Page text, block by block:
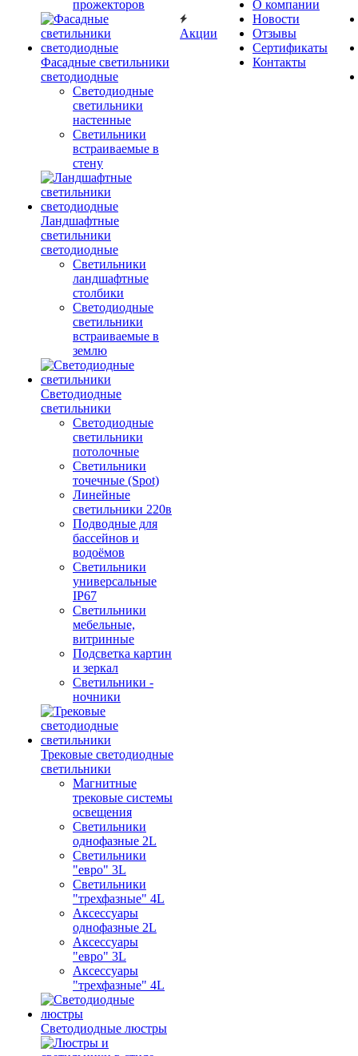
прожекторов
Фасадные светильники
светодиодные
Светодиодные
светильники
настенные
Светильники
встраиваемые в
стену
Ландшафтные
светильники
светодиодные
Светильники
ландшафтные
столбики
Светодиодные
светильники
встраиваемые в
землю
Светодиодные
светильники
Светодиодные
светильники
потолочные
Светильники
точечные (Spot)
Линейные
светильники 220в
Подводные для
бассейнов и
водоёмов
Светильники
универсальные
IP67
Светильники
мебельные,
витринные
Подсветка картин
и зеркал
Светильники -
ночники
Трековые светодиодные
светильники
Магнитные
трековые системы
освещения
Светильники
однофазные 2L
Светильники
"евро" 3L
Светильники
"трехфазные" 4L
Аксессуары
однофазные 2L
Аксессуары
"евро" 3L
Аксессуары
"трехфазные" 4L
Светодиодные люстры
Акции
О компании
Новости
Отзывы
Сертификаты
Контакты